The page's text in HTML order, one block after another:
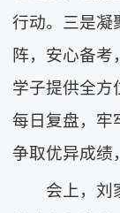
行动。三是凝
阵，安心备考
学子提供全方
每日复盘，牢
争取优异成绩
会上，刘